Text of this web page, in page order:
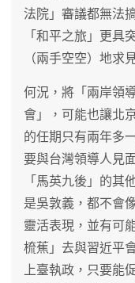
法院」審議都無法
「和平之旅」更具
（兩手空空）地求
何況，將「兩岸領
會」，可能也讓北
的任期只有兩年多
要與台灣領導人見
「馬英九後」的其
是吳敦義，都不會
靈活表現，並有可
梳蕉」去與習近平
上臺執政，只要能